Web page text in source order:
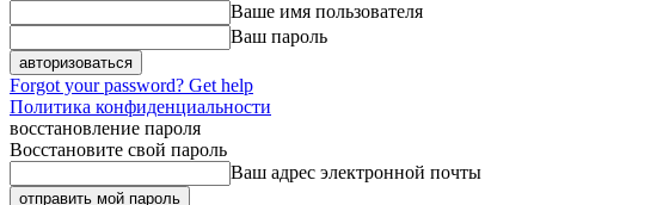
Ваше имя пользователя
Ваш пароль
Forgot your password? Get help
Политика конфиденциальности
восстановление пароля
Восстановите свой пароль
Ваш адрес электронной почты